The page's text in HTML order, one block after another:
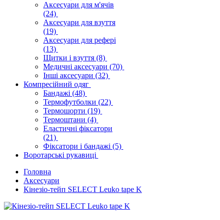
Аксесуари для м'ячів
(24)
Аксесуари для взуття
(19)
Аксесуари для рефері
(13)
Щитки і взуття (8)
Медичні аксесуари (70)
Інші аксесуари (32)
Компресійний одяг
Бандажі (48)
Термофутболки (22)
Термошорти (19)
Термоштани (4)
Еластичні фіксатори
(21)
Фіксатори і бандажі (5)
Воротарські рукавиці
Головна
Аксесуари
Кінезіо-тейп SELECT Leuko tape K